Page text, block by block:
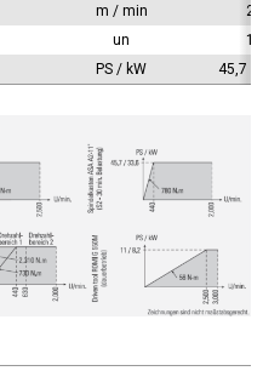
m / min
24
un
12
PS / kW 45,7 /